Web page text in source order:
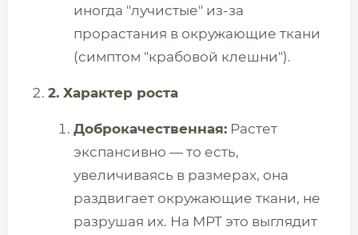
иногда "лучистые" из-за
прорастания в окружающие ткани
(симптом "крабовой клешни").
2. Характер роста
Доброкачественная: Растет
экспансивно — то есть,
увеличиваясь в размерах, она
раздвигает окружающие ткани, не
разрушая их. На МРТ это выглядит